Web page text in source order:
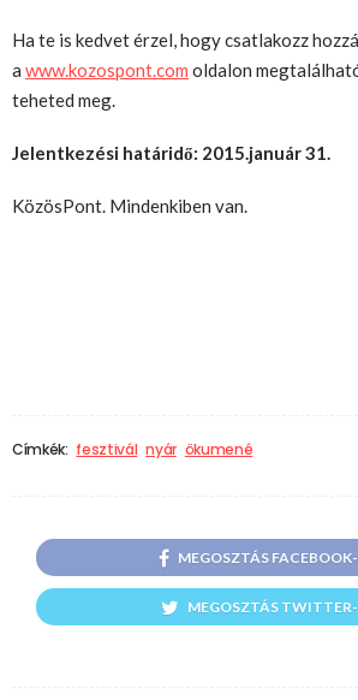
Ha te is kedvet érzel, hogy csatlakozz
a www.kozospont.com oldalon
teheted meg.
Jelentkezési határidő: 2015.január 31.
KözösPont. Mindenkiben van.
Címkék: fesztivál nyár ökumené
MEGOSZTÁS
MEGOSZTÁS